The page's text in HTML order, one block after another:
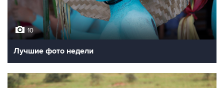
10
Лучшие фото недели